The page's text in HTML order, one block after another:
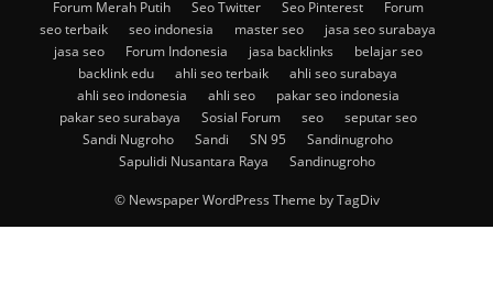
Forum Merah Putih
Seo Twitter Seo Pinterest
Forum
seo terbaik
seo indonesia master seo
jasa seo surabaya
jasa seo
Forum Indonesia jasa backlinks
belajar seo
backlink edu
ahli seo terbaik
ahli seo surabaya
ahli seo indonesia
ahli seo
pakar seo indonesia
pakar seo surabaya
Sosial Forum seo
seputar seo
Sandi Nugroho
Sandi SN 95
Sandinugroho
Sapulidi Nusantara Raya
Sandinugroho
© Newspaper WordPress Theme by TagDiv